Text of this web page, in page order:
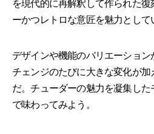
を現代的に再解釈して作られた
ーかつレトロな意匠を魅力として
デザインや機能のバリエーショ
チェンジのたびに大きな変化が
だ。チューダーの魅力を凝集した
で味わってみよう。